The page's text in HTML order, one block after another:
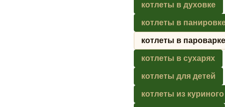
котлеты в духовке
котлеты в
котлеты в пароварке
котлеты в сухарях
котлеты для детей
котлеты из